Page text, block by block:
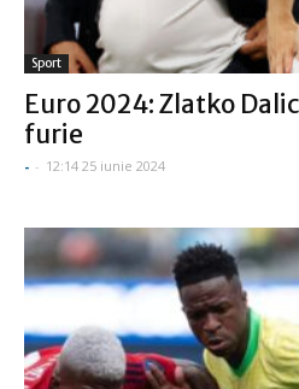
Sport
Euro 2024: Zlatko
furie
- - 12:14 25 iunie 2024